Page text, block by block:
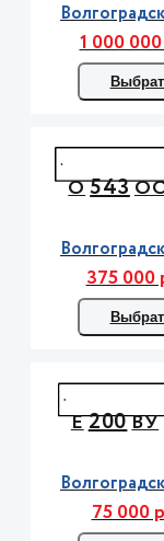
1 000
О543
375 000
Е200ВУ
75 000